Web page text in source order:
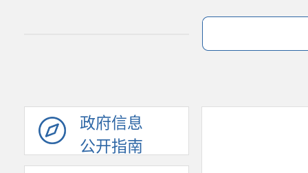
政府信息
公开指南